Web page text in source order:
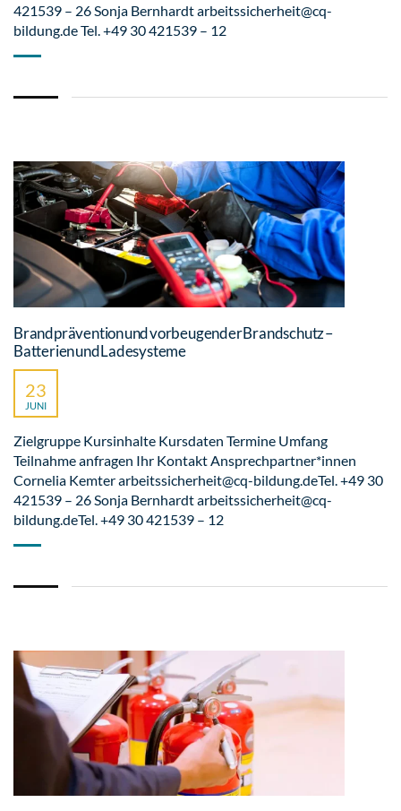
421539 – 26 Sonja Bernhardt arbeitssicherheit@cq-
bildung.de Tel. +49 30 421539 – 12
Brandprävention und vorbeugender Brandschutz –
Batterien und Ladesysteme
23
JUNI
Zielgruppe Kursinhalte Kursdaten Termine Umfang
Teilnahme anfragen Ihr Kontakt Ansprechpartner*innen
Cornelia Kemter arbeitssicherheit@cq-bildung.deTel. +49 30
421539 – 26 Sonja Bernhardt arbeitssicherheit@cq-
bildung.deTel. +49 30 421539 – 12